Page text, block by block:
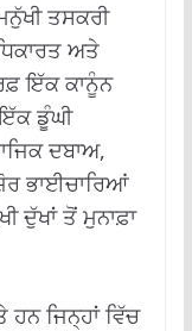
ਤਸਕਰੀ
ਅਤੇ
ਇੱਕ ਕਾਨੂੰਨ
ਡੂੰਘੀ
ਦਬਾਅ,
ਭਾਈਚਾਰਿਆਂ
ਦੁੱਖਾਂ ਤੋਂ ਮੁਨਾਫ਼ਾ
ਜਿਨ੍ਹਾਂ ਵਿੱਚ